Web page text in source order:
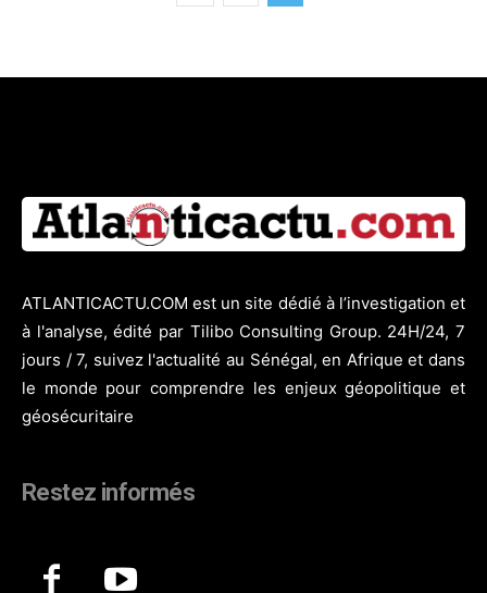
ATLANTICACTU.COM est un site dédié à l’investigation et
à l'analyse, édité par Tilibo Consulting Group. 24H/24, 7
jours / 7, suivez l'actualité au Sénégal, en Afrique et dans
le monde pour comprendre les enjeux géopolitique et
géosécuritaire
Restez informés